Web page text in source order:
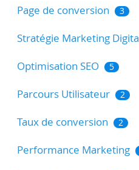
Page de conversion 3
Stratégie Marketing
Optimisation SEO 5
Parcours Utilisateur 2
Taux de conversion 2
Performance Marketing